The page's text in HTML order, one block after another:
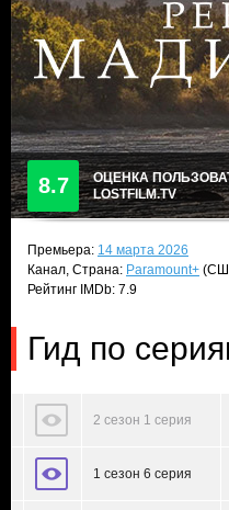
8.7
ОЦЕНКА
LOSTFILM.TV
Премьера: 14 марта 2026
Канал, Страна: Paramount+
Рейтинг IMDb: 7.9
Гид по
2 сезон 1 серия
1 сезон 6 серия